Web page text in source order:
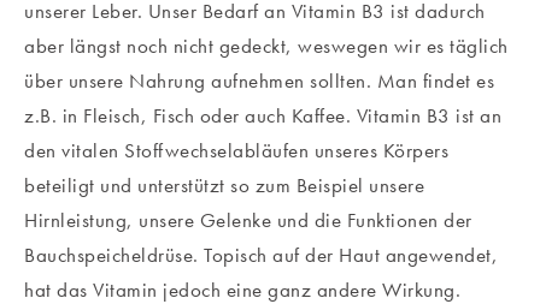
unserer Leber. Unser Bedarf an Vitamin B3 ist dadurch
aber längst noch nicht gedeckt, weswegen wir es täglich
über unsere Nahrung aufnehmen sollten. Man findet es
z.B. in Fleisch, Fisch oder auch Kaffee. Vitamin B3 ist an
den vitalen Stoffwechselabläufen unseres Körpers
beteiligt und unterstützt so zum Beispiel unsere
Hirnleistung, unsere Gelenke und die Funktionen der
Bauchspeicheldrüse. Topisch auf der Haut angewendet,
hat das Vitamin jedoch eine ganz andere Wirkung.